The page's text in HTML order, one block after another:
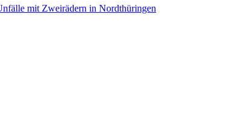
mit Zweirädern in Nordthüringen